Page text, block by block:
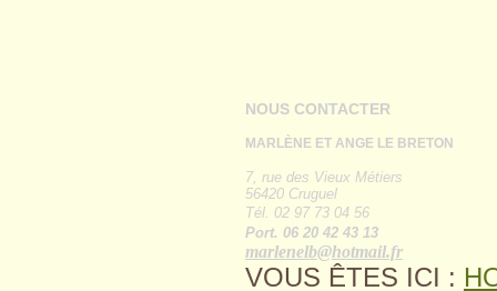
NOUS CONTACTER
MARLÈNE ET ANGE LE BRETON
7, rue des Vieux Métiers
56420 Cruguel
Tél. 02 97 73 04 56
Port. 06 20 42 43 13
marlenelb@hotmail.fr
VOUS ÊTES ICI :